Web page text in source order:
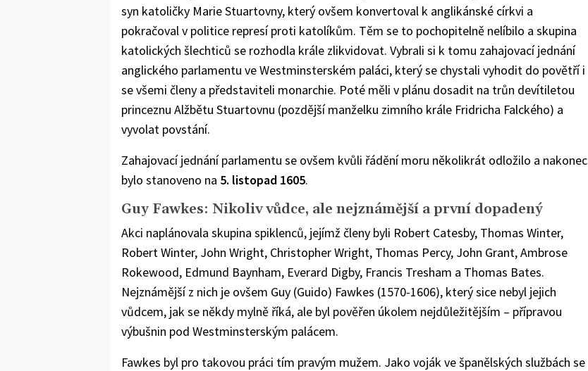
syn katoličky Marie Stuartovny, který ovšem konvertoval k anglikánské církvi a
pokračoval v politice represí proti katolíkům. Těm se to pochopitelně nelíbilo a skupina
katolických šlechticů se rozhodla krále zlikvidovat. Vybrali si k tomu zahajovací jednání
anglického parlamentu ve Westminsterském paláci, který se chystali vyhodit do povětří i
se všemi členy a představiteli monarchie. Poté měli v plánu dosadit na trůn devítiletou
princeznu Alžbětu Stuartovnu (pozdější manželku zimního krále Fridricha Falckého) a
vyvolat povstání.
Zahajovací jednání parlamentu se ovšem kvůli řádění moru několikrát odložilo a nakonec
bylo stanoveno na 5. listopad 1605.
Guy Fawkes: Nikoliv vůdce, ale nejznámější a první dopadený
Akci naplánovala skupina spiklenců, jejímž členy byli Robert Catesby, Thomas Winter,
Robert Winter, John Wright, Christopher Wright, Thomas Percy, John Grant, Ambrose
Rokewood, Edmund Baynham, Everard Digby, Francis Tresham a Thomas Bates.
Nejznámější z nich je ovšem Guy (Guido) Fawkes (1570-1606), který sice nebyl jejich
vůdcem, jak se někdy mylně říká, ale byl pověřen úkolem nejdůležitějším – přípravou
výbušnin pod Westminsterským palácem.
Fawkes byl pro takovou práci tím pravým mužem. Jako voják ve španělských službách se